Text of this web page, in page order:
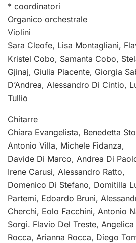
* coordinatori
Organico orchestrale
Violini
Sara Cleofe, Lisa Montagliani,
Kristel Cobo, Samanta Cobo,
Gjinaj, Giulia Piacente, Giorgia
D’Andrea, Alessandro Di Cintio,
Tullio
Chitarre
Chiara Evangelista, Benedetta
Antonio Villa, Michele Fidanza,
Davide Di Marco, Andrea Di
Irene Carusi, Alessandro Ratto,
Domenico Di Stefano, Domitilla
Partemi, Edoardo Bruni,
Cherchi, Eolo Facchini, Antonio
Sorgi. Flavio Del Treste, Angelica
Rocca, Arianna Rocca, Diego